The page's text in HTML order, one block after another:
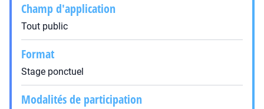
Champ d'application
Tout public
Format
Stage ponctuel
Modalités de participation